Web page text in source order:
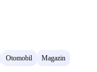
Otomobil
Magazin